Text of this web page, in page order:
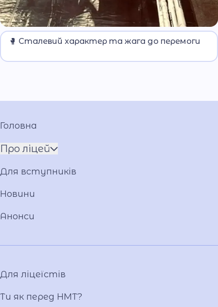
Ліцеїсти МВС підкорили Чемпіонат України з
🥊 Сталевий характер та жага до перемоги
Головна
Про ліцей
Команда
Установчі документи
Накази
Публічні закупівлі
Фотогалерея
Відеогалерея
Для вступників
Новини
Анонси
Для ліцеїстів
Ти як перед НМТ?